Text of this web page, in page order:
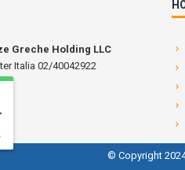
Greche Holding LLC
Italia 02/40042922
© Copyright